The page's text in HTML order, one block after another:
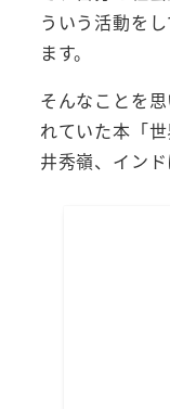
ういう活動を
ます。
そんなことを
れていた本「
井秀嶺、イン